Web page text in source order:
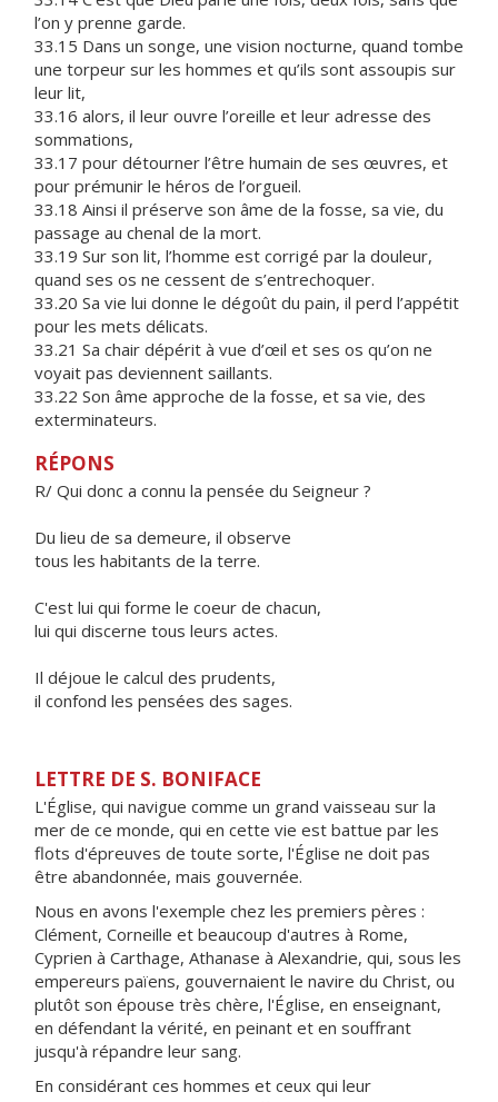
l’on y prenne garde.
33.15 Dans un songe, une vision nocturne, quand tombe
une torpeur sur les hommes et qu’ils sont assoupis sur
leur lit,
33.16 alors, il leur ouvre l’oreille et leur adresse des
sommations,
33.17 pour détourner l’être humain de ses œuvres, et
pour prémunir le héros de l’orgueil.
33.18 Ainsi il préserve son âme de la fosse, sa vie, du
passage au chenal de la mort.
33.19 Sur son lit, l’homme est corrigé par la douleur,
quand ses os ne cessent de s’entrechoquer.
33.20 Sa vie lui donne le dégoût du pain, il perd l’appétit
pour les mets délicats.
33.21 Sa chair dépérit à vue d’œil et ses os qu’on ne
voyait pas deviennent saillants.
33.22 Son âme approche de la fosse, et sa vie, des
exterminateurs.
RÉPONS
R/ Qui donc a connu la pensée du Seigneur ?
Du lieu de sa demeure, il observe
tous les habitants de la terre.
C'est lui qui forme le coeur de chacun,
lui qui discerne tous leurs actes.
Il déjoue le calcul des prudents,
il confond les pensées des sages.
LETTRE DE S. BONIFACE
L'Église, qui navigue comme un grand vaisseau sur la
mer de ce monde, qui en cette vie est battue par les
flots d'épreuves de toute sorte, l'Église ne doit pas
être abandonnée, mais gouvernée.
Nous en avons l'exemple chez les premiers pères :
Clément, Corneille et beaucoup d'autres à Rome,
Cyprien à Carthage, Athanase à Alexandrie, qui, sous les
empereurs païens, gouvernaient le navire du Christ, ou
plutôt son épouse très chère, l'Église, en enseignant,
en défendant la vérité, en peinant et en souffrant
jusqu'à répandre leur sang.
En considérant ces hommes et ceux qui leur